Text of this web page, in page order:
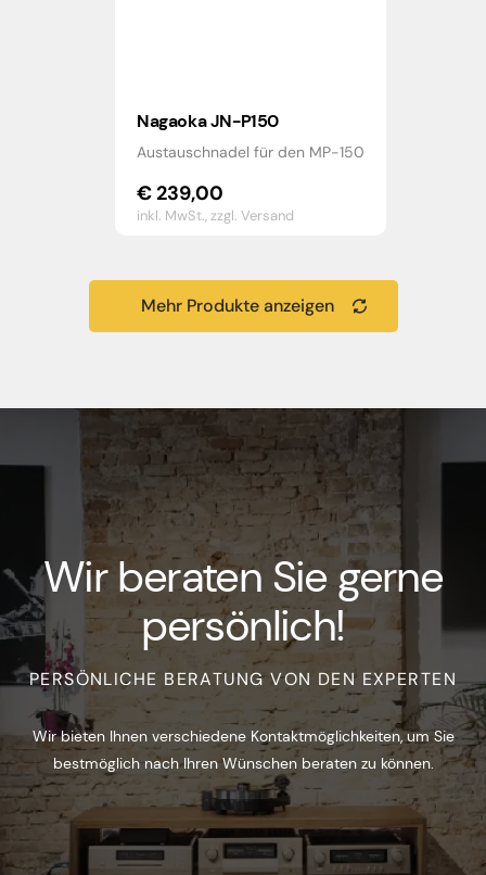
Nagaoka JN-P150
Austauschnadel für den MP-150
€239,00
inkl. MwSt.,zzgl. Versand
Mehr Produkte anzeigen
Wir beraten Sie gerne
persönlich!
PERSÖNLICHE BERATUNG VON DEN EXPERTEN
Wir bieten Ihnen verschiedene Kontaktmöglichkeiten, um Sie
bestmöglich nach Ihren Wünschen beraten zu können.